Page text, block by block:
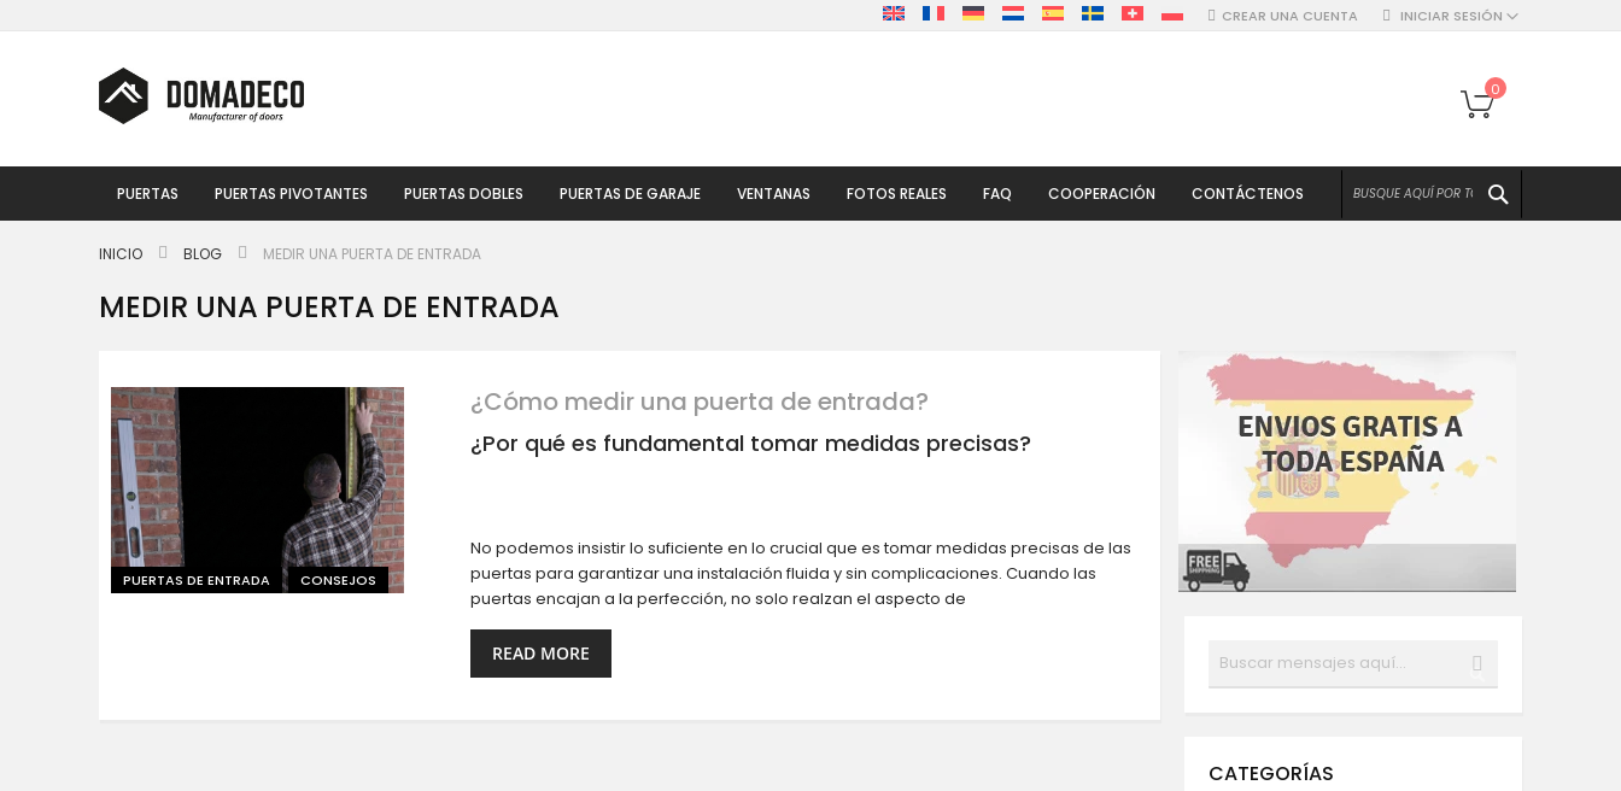
al
INICIAR SESIÓN
CREAR UNA CUENTA
Mi cesta
0
PUERTAS PUERTAS PIVOTANTES PUERTAS DOBLES PUERTAS DE GARAJE VENTANAS FOTOS REALES FAQ COOPERACIÓN CONTÁCTENOS
INICIO BLOG MEDIR UNA PUERTA DE ENTRADA
MEDIR UNA PUERTA DE ENTRADA
PUERTAS DE ENTRADA CONSEJOS
¿Cómo medir una puerta de entrada?
¿Por qué es fundamental tomar medidas precisas?
No podemos insistir lo suficiente en lo crucial que es tomar medidas precisas de las
puertas para garantizar una instalación fluida y sin complicaciones. Cuando las
puertas encajan a la perfección, no solo realzan el aspecto de
READ MORE
CATEGORÍAS